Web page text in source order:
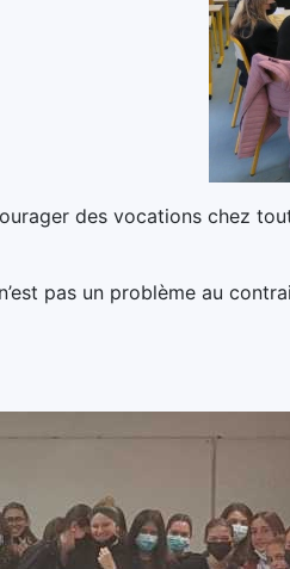
des vocations chez
pas un problème au